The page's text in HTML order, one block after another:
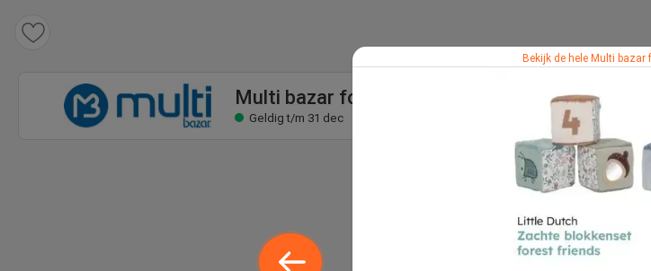
Multi bazar folder
Geldig t/m 31 dec
Bekijk de hele Multi bazar